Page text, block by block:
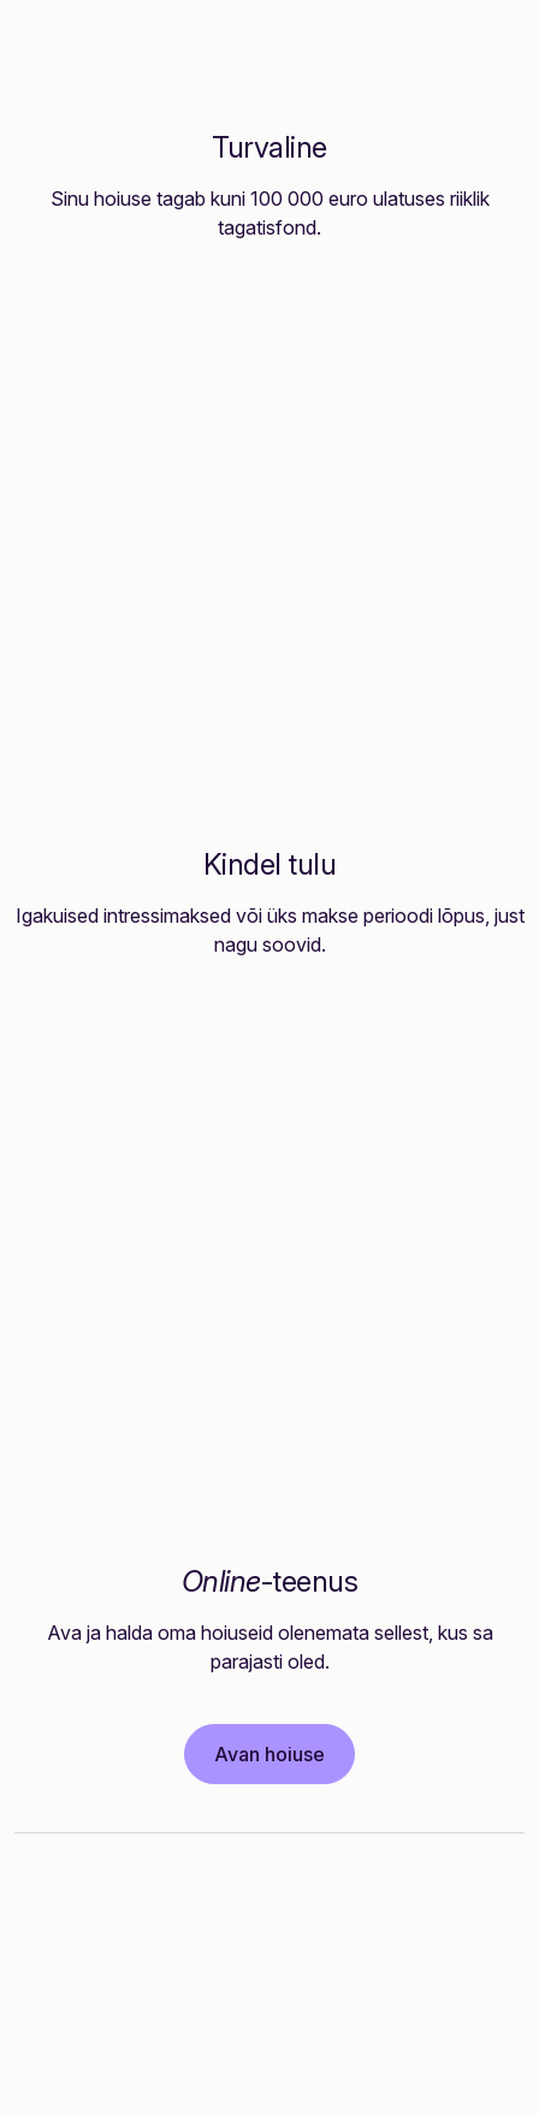
Turvaline
Sinu hoiuse tagab kuni 100 000 euro ulatuses riiklik
tagatisfond.
Kindel tulu
Igakuised intressimaksed või üks makse perioodi lõpus, just
nagu soovid.
Online-teenus
Ava ja halda oma hoiuseid olenemata sellest, kus sa
parajasti oled.
Avan hoiuse